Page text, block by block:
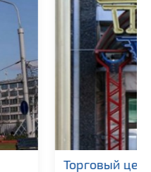
на Немиге»